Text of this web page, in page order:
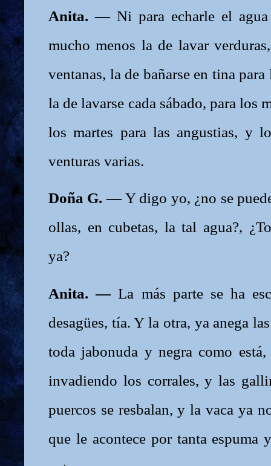
Anita. — Ni para echarle el
mucho menos la de lavar
ventanas, la de bañarse en tina
la de lavarse cada sábado, para los
los martes para las angustias, y
venturas varias.
Doña G. —Y digo yo, ¿no se
ollas, en cubetas, la tal agua?,
ya?
Anita. —La más parte se ha
desagües, tía. Y la otra, ya anega
toda jabonuda y negra como
invadiendo los corrales, y las
puercos se resbalan, y la vaca ya
que le acontece por tanta espuma